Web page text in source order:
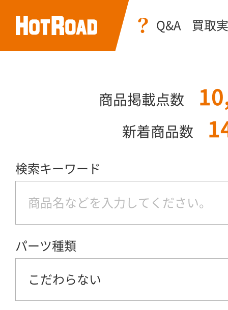
Q&A 買取
商品掲載点数
新着商品数
検索キーワード
パーツ種類
こだわらない